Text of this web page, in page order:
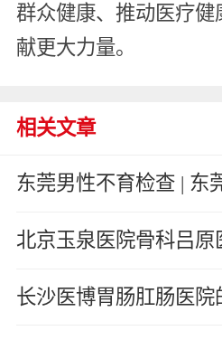
群众健康、推动医疗健
献更大力量。
相关文章
东莞男性不育检查 | 东
北京玉泉医院骨科吕原
长沙医博胃肠肛肠医院